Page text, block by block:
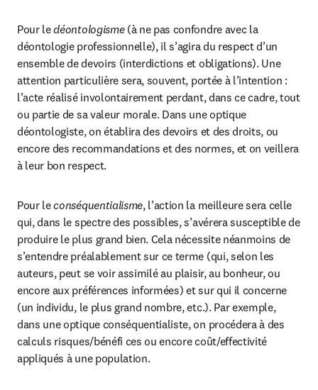
Pour le déontologisme (à ne pas confondre avec la
déontologie professionnelle), il s’agira du respect d’un
ensemble de devoirs (interdictions et obligations). Une
attention particulière sera, souvent, portée à l’intention :
l’acte réalisé involontairement perdant, dans ce cadre, tout
ou partie de sa valeur morale. Dans une optique
déontologiste, on établira des devoirs et des droits, ou
encore des recommandations et des normes, et on veillera
à leur bon respect.
Pour le conséquentialisme, l’action la meilleure sera celle
qui, dans le spectre des possibles, s’avérera susceptible de
produire le plus grand bien. Cela nécessite néanmoins de
s’entendre préalablement sur ce terme (qui, selon les
auteurs, peut se voir assimilé au plaisir, au bonheur, ou
encore aux préférences informées) et sur qui il concerne
(un individu, le plus grand nombre, etc.). Par exemple,
dans une optique conséquentialiste, on procédera à des
calculs risques/bénéfi ces ou encore coût/effectivité
appliqués à une population.